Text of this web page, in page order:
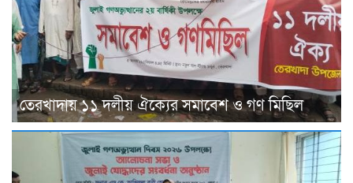
তেরখাদায় ১১ দলীয় ঐক্যের সমাবেশ ও গণ মিছিল